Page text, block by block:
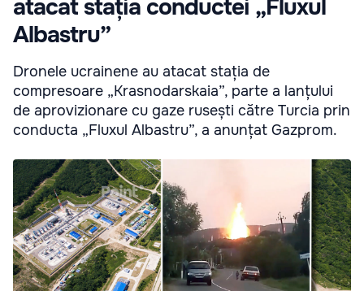
atacat stația conductei „Fluxul
Albastru”
Dronele ucrainene au atacat stația de
compresoare „Krasnodarskaia”, parte a lanțului
de aprovizionare cu gaze rusești către Turcia prin
conducta „Fluxul Albastru”, a anunțat Gazprom.